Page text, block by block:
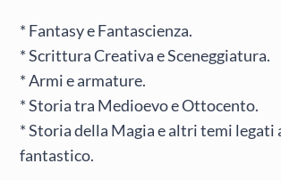
* Fantasy e Fantascienza.
* Scrittura Creativa e Sceneggiatura.
* Armi e armature.
* Storia tra Medioevo e Ottocento.
* Storia della Magia e altri temi legati
fantastico.